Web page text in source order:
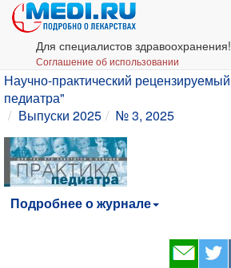
Для специалистов здравоохранения!
Соглашение об использовании
Научно-практический
педиатра"
Выпуски 2025
№ 3, 2025
Подробнее о журнале